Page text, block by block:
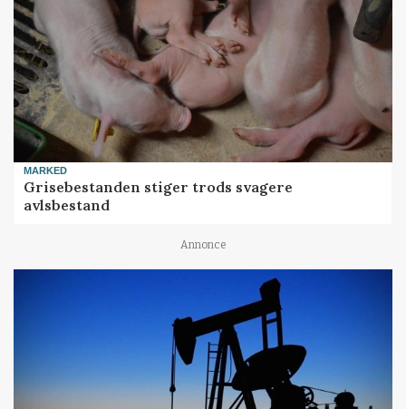
MARKED
Grisebestanden stiger trods svagere
avlsbestand
Annonce